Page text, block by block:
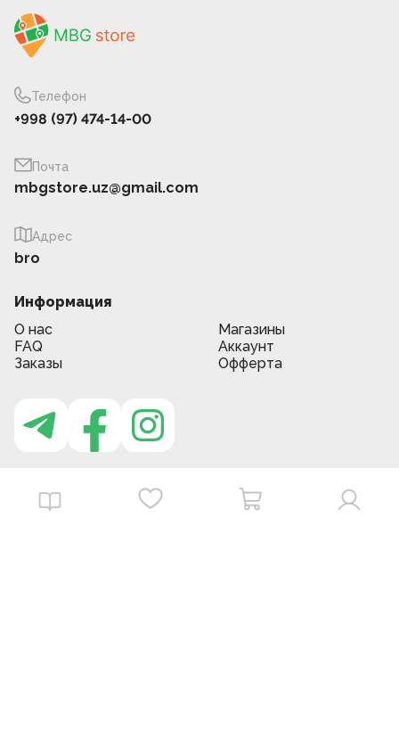
Телефон
+998 (97) 474-14-00
Почта
mbgstore.uz@gmail.com
Адрес
bro
Информация
О нас
Магазины
FAQ
Аккаунт
Заказы
Офферта
Приложение MBG store